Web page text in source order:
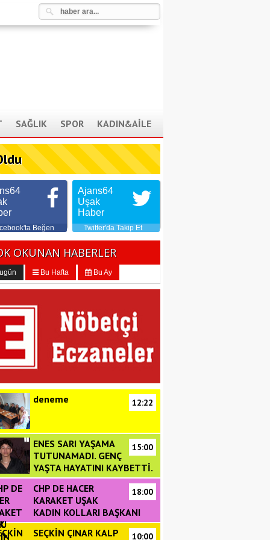
SAĞLIK SPOR KADIN&AİLE
Beğen
Ajans64
Uşak
Haber
Twitter'da Takip Et
OKUNAN HABERLER
Bu Hafta Bu Ay
12:22
deneme
15:00
ENES SARI YAŞAMA
TUTUNAMADI. GENÇ
YAŞTA HAYATINI KAYBETTİ.
18:00
CHP DE HACER
KARAKET UŞAK
KADIN KOLLARI BAŞKANI
10:00
SEÇKİN ÇINAR KALP